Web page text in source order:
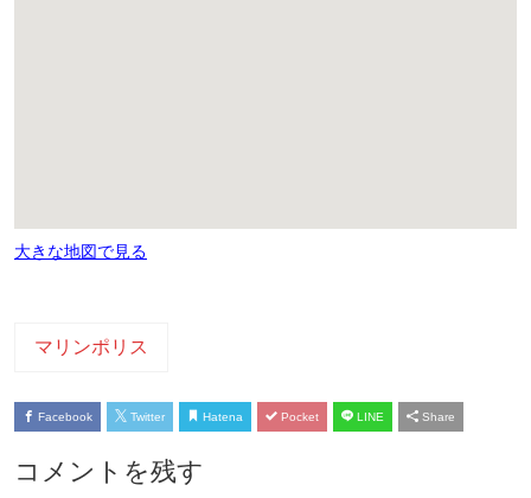
大きな地図で見る
マリンポリス
Facebook Twitter Hatena Pocket LINE Share
コメントを残す